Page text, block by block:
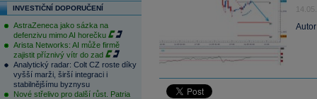
INVESTIČNÍ DOPORUČENÍ
AstraZeneca jako sázka na
defenzivu mimo AI horečku
Arista Networks: AI může firmě
zajistit příznivý vítr do zad
Analytický radar: Colt CZ roste díky
vyšší marži, širší integraci i
stabilnějšímu byznysu
Nové střelivo pro další růst. Patria